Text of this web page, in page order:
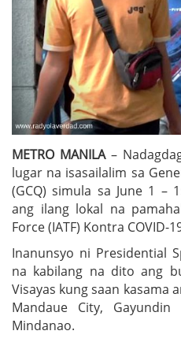
METRO MANILA–
lugar na isasailalim sa
(GCQ) simula sa June 1 –
ang ilang lokal na
Force (IATF) Kontra COVID-
Inanunsyo ni Presidential
na kabilang na dito ang
Visayas kung saan kasama
Mandaue City,
Mindanao.